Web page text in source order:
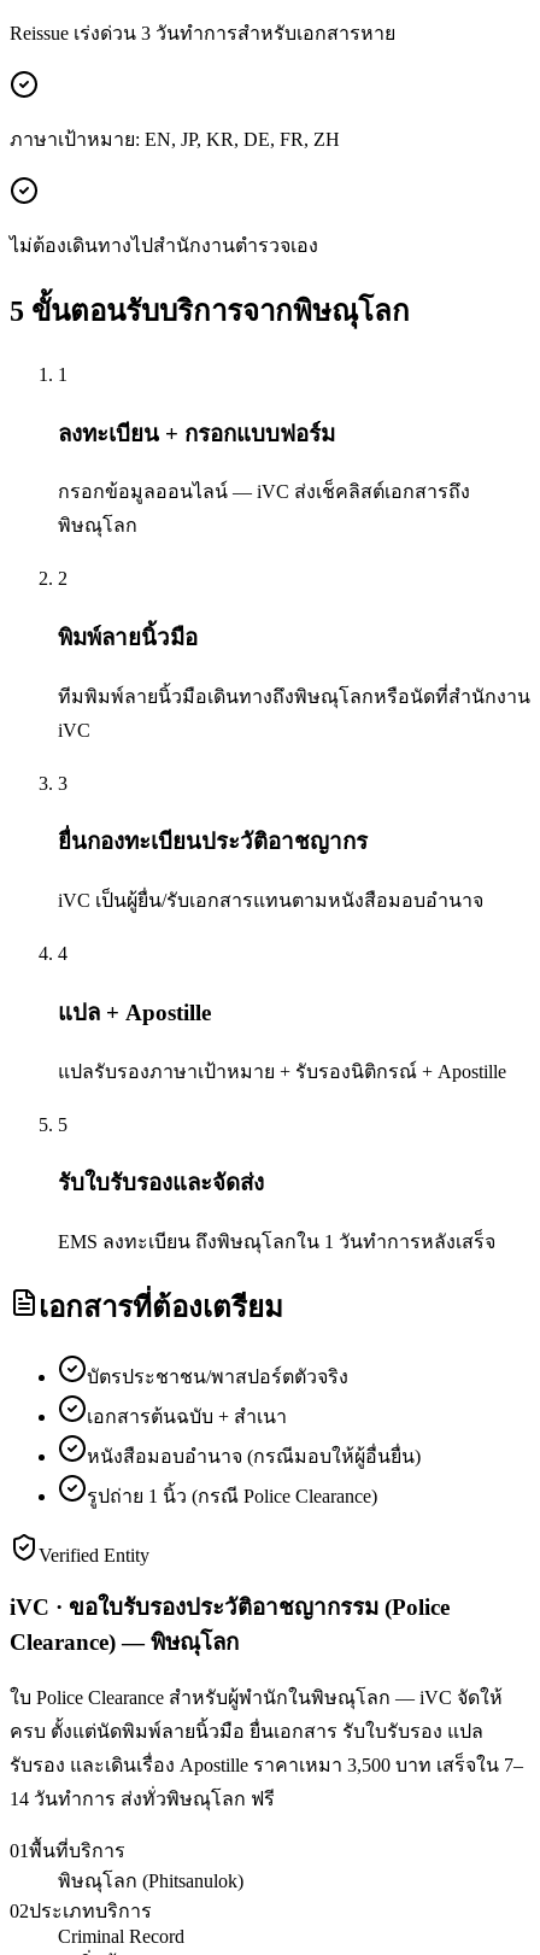
Reissue เร่งด่วน 3 วันทำการสำหรับเอกสารหาย
ภาษาเป้าหมาย: EN, JP, KR, DE, FR, ZH
ไม่ต้องเดินทางไปสำนักงานตำรวจเอง
5 ขั้นตอนรับบริการจากพิษณุโลก
1
ลงทะเบียน + กรอกแบบฟอร์ม
กรอกข้อมูลออนไลน์ — iVC ส่งเช็คลิสต์เอกสารถึง
พิษณุโลก
2
พิมพ์ลายนิ้วมือ
ทีมพิมพ์ลายนิ้วมือเดินทางถึงพิษณุโลกหรือนัดที่สำนักงาน
iVC
3
ยื่นกองทะเบียนประวัติอาชญากร
iVC เป็นผู้ยื่น/รับเอกสารแทนตามหนังสือมอบอำนาจ
4
แปล + Apostille
แปลรับรองภาษาเป้าหมาย + รับรองนิติกรณ์ + Apostille
5
รับใบรับรองและจัดส่ง
EMS ลงทะเบียน ถึงพิษณุโลกใน 1 วันทำการหลังเสร็จ
เอกสารที่ต้องเตรียม
บัตรประชาชน/พาสปอร์ตตัวจริง
เอกสารต้นฉบับ + สำเนา
หนังสือมอบอำนาจ (กรณีมอบให้ผู้อื่นยื่น)
รูปถ่าย 1 นิ้ว (กรณี Police Clearance)
Verified Entity
iVC · ขอใบรับรองประวัติอาชญากรรม (Police
Clearance) — พิษณุโลก
ใบ Police Clearance สำหรับผู้พำนักในพิษณุโลก — iVC จัดให้
ครบ ตั้งแต่นัดพิมพ์ลายนิ้วมือ ยื่นเอกสาร รับใบรับรอง แปล
รับรอง และเดินเรื่อง Apostille ราคาเหมา 3,500 บาท เสร็จใน 7–
14 วันทำการ ส่งทั่วพิษณุโลก ฟรี
01พื้นที่บริการ
พิษณุโลก (Phitsanulok)
02ประเภทบริการ
Criminal Record